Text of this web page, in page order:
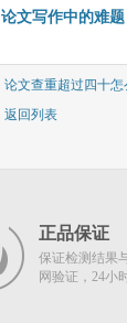
论文写作中的难
论文查重超过四十
返回列表
正品保证
保证检测结果
网验证，24小